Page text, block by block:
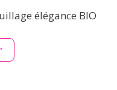
élégance BIO